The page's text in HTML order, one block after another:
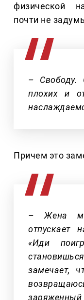
физической
почти не
– Свободу.
плохих и
Причем это
– Жена
отпускает
«Иди
замечает,